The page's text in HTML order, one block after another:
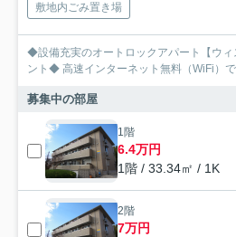
敷地内ごみ置き場
◆設備充実のオートロックアパート【ウィステリア
ント◆ 高速インターネット無料（WiFi）
募集中の部屋
1階
6.4万円
1階 / 33.34㎡ / 1K
2階
7万円